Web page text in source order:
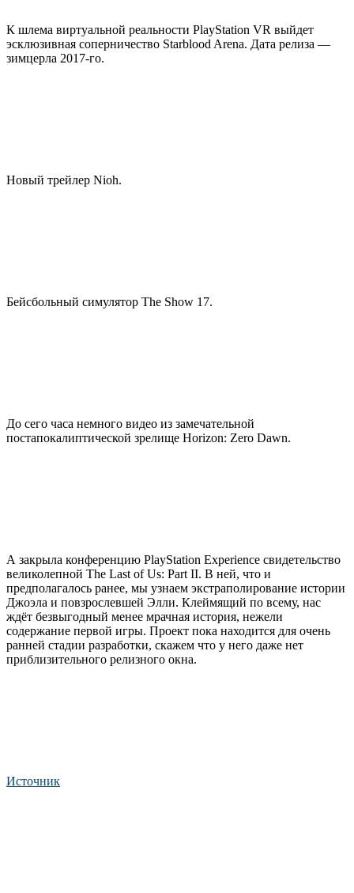
К шлема виртуальной реальности PlayStation VR выйдет
эсклюзивная соперничество Starblood Arena. Дата релиза —
зимцерла 2017-го.
Новый трейлер Nioh.
Бейсбольный симулятор The Show 17.
До сего часа немного видео из замечательной
постапокалиптической зрелище Horizon: Zero Dawn.
А закрыла конференцию PlayStation Experience свидетельство
великолепной The Last of Us: Part II. В ней, что и
предполагалось ранее, мы узнаем экстраполирование истории
Джоэла и повзрослевшей Элли. Клеймящий по всему, нас
ждёт безвыгодный менее мрачная история, нежели
содержание первой игры. Проект пока находится для очень
ранней стадии разработки, скажем что у него даже нет
приблизительного релизного окна.
Источник